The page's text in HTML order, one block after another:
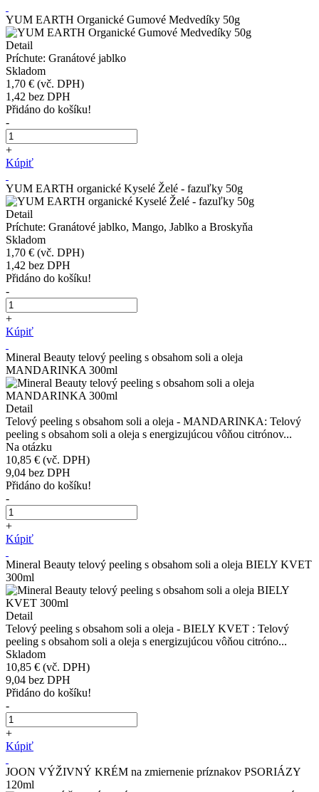
YUM EARTH Organické Gumové Medvedíky 50g
Detail
Príchute: Granátové jablko
Skladom
1,70 € (vč. DPH)
1,42 bez DPH
Přidáno do košíku!
-
+
Kúpiť
YUM EARTH organické Kyselé Želé - fazuľky 50g
Detail
Príchute: Granátové jablko, Mango, Jablko a Broskyňa
Skladom
1,70 € (vč. DPH)
1,42 bez DPH
Přidáno do košíku!
-
+
Kúpiť
Mineral Beauty telový peeling s obsahom soli a oleja
MANDARINKA 300ml
Detail
Telový peeling s obsahom soli a oleja - MANDARINKA: Telový
peeling s obsahom soli a oleja s energizujúcou vôňou citrónov...
Na otázku
10,85 € (vč. DPH)
9,04 bez DPH
Přidáno do košíku!
-
+
Kúpiť
Mineral Beauty telový peeling s obsahom soli a oleja BIELY KVET
300ml
Detail
Telový peeling s obsahom soli a oleja - BIELY KVET : Telový
peeling s obsahom soli a oleja s energizujúcou vôňou citróno...
Skladom
10,85 € (vč. DPH)
9,04 bez DPH
Přidáno do košíku!
-
+
Kúpiť
JOON VÝŽIVNÝ KRÉM na zmiernenie príznakov PSORIÁZY
120ml